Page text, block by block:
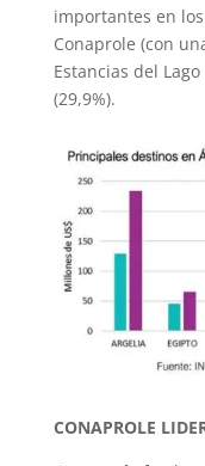
importantes en
Conaprole (con
Estancias del
(29,9%).
CONAPROLE